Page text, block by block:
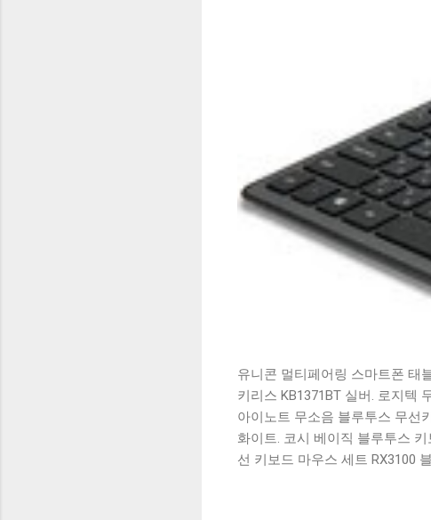
유니콘 멀티페어링 스마트폰 태
키리스 KB1371BT 실버. 로지텍
아이노트 무소음 블루투스 무선
화이트. 코시 베이직 블루투스
선 키보드 마우스 세트 RX3100
상품 하나를 사더라도 종류도